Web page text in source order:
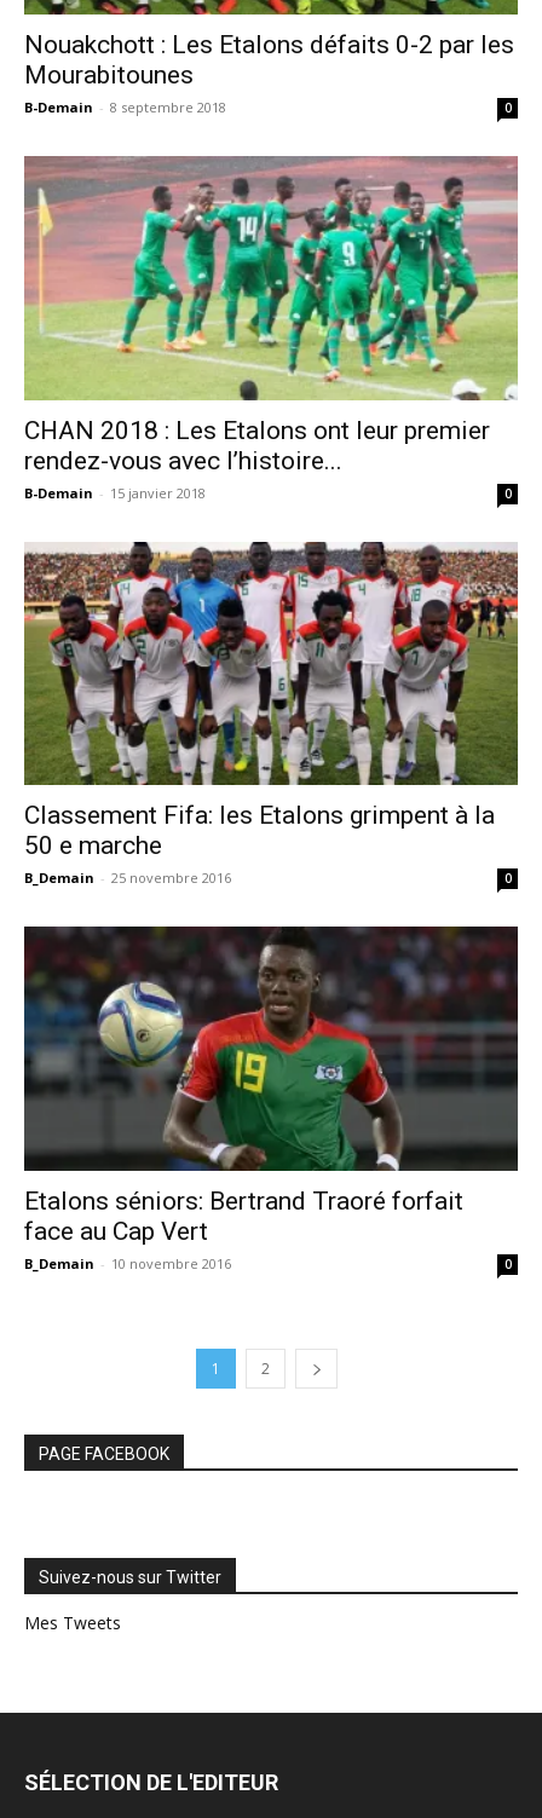
Nouakchott : Les Etalons défaits 0-2 par les
Mourabitounes
B-Demain - 8 septembre 2018 0
CHAN 2018 : Les Etalons ont leur premier
rendez-vous avec l’histoire...
B-Demain - 15 janvier 2018 0
Classement Fifa: les Etalons grimpent à la
50 e marche
B_Demain - 25 novembre 2016 0
Etalons séniors: Bertrand Traoré forfait
face au Cap Vert
B_Demain - 10 novembre 2016 0
1 2
PAGE FACEBOOK
Suivez-nous sur Twitter
Mes Tweets
SÉLECTION DE L'EDITEUR